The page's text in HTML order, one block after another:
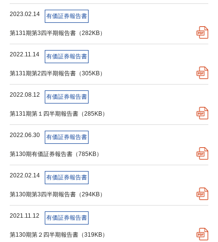
2023.02.14 有価証券報告書
第131期第3四半期報告書（282KB）
2022.11.14 有価証券報告書
第131期第2四半期報告書（305KB）
2022.08.12 有価証券報告書
第131期第１四半期報告書（285KB）
2022.06.30 有価証券報告書
第130期有価証券報告書（785KB）
2022.02.14 有価証券報告書
第130期第3四半期報告書（294KB）
2021.11.12 有価証券報告書
第130期第２四半期報告書（319KB）